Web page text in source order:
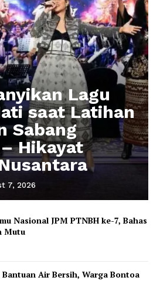
Lagu
saat Latihan
Sabang
Hikayat
7, 2026
Nasional JPM PTNBH ke-7, Bahas
Mutu
Air Bersih, Warga Bontoa